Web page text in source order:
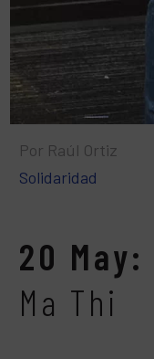
Por Raúl Ortiz
Solidaridad
20 May:
Ma Thi